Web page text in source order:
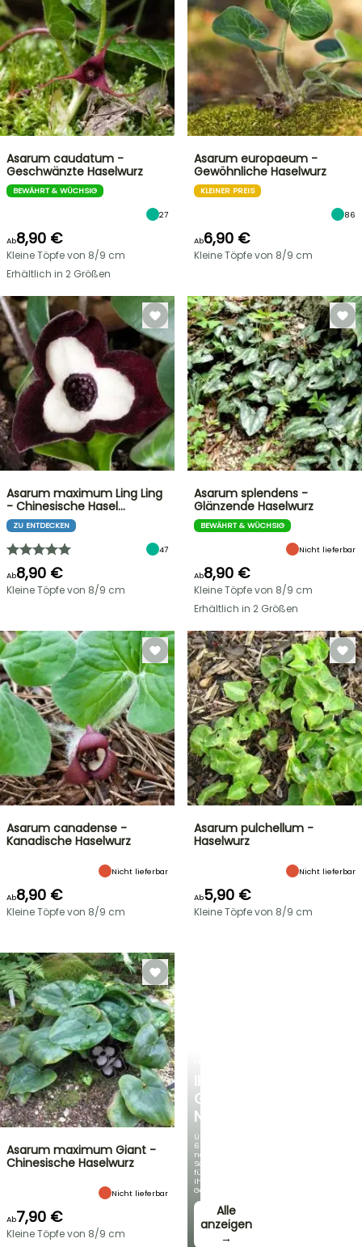
IRIS
GERMANICA
NEUHEITEN
Über
60
neue
Sorten
für
Ihren
Garten!
Alle
anzeigen
→
Asarum caudatum -
Geschwänzte Haselwurz
BEWÄHRT & WÜCHSIG
27
Ab8,90 €
Kleine Töpfe von 8/9 cm
Erhältlich in 2 Größen
Asarum europaeum -
Gewöhnliche Haselwurz
KLEINER PREIS
86
Ab6,90 €
Kleine Töpfe von 8/9 cm
Asarum maximum Ling Ling
- Chinesische Hasel…
ZU ENTDECKEN
47
Ab8,90 €
Kleine Töpfe von 8/9 cm
Asarum splendens -
Glänzende Haselwurz
BEWÄHRT & WÜCHSIG
Nicht lieferbar
Ab8,90 €
Kleine Töpfe von 8/9 cm
Erhältlich in 2 Größen
Asarum canadense -
Kanadische Haselwurz
Nicht lieferbar
Ab8,90 €
Kleine Töpfe von 8/9 cm
Asarum pulchellum -
Haselwurz
Nicht lieferbar
Ab5,90 €
Kleine Töpfe von 8/9 cm
Asarum maximum Giant -
Chinesische Haselwurz
Nicht lieferbar
Ab7,90 €
Kleine Töpfe von 8/9 cm